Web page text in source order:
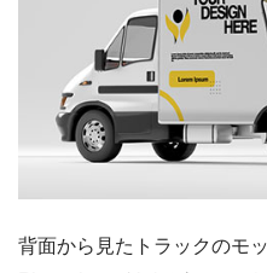
背面から見たトラックのモ